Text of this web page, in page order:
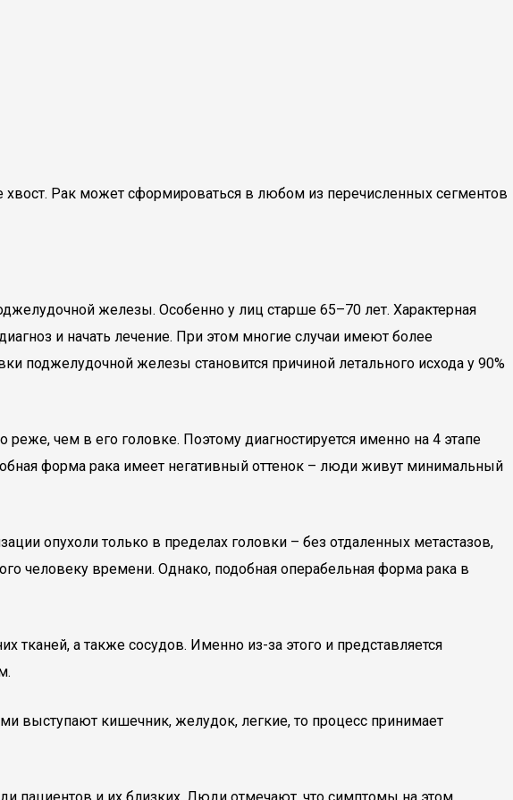
Рак может сформироваться в любом из перечисленных сегментов
железы. Особенно у лиц старше 65–70 лет. Характерная
и начать лечение. При этом многие случаи имеют более
поджелудочной железы становится причиной летального исхода у 90%
чем в его головке. Поэтому диагностируется именно на 4 этапе
форма рака имеет негативный оттенок – люди живут минимальный
опухоли только в пределах головки – без отдаленных метастазов,
человеку времени. Однако, подобная операбельная форма рака в
а также сосудов. Именно из-за этого и представляется
выступают кишечник, желудок, легкие, то процесс принимает